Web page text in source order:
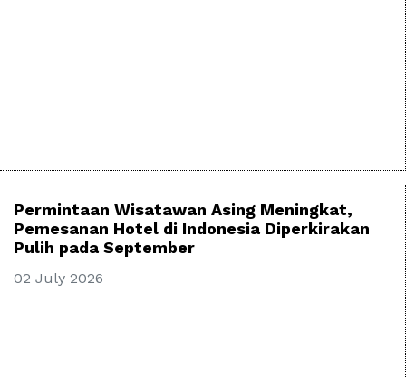
Permintaan Wisatawan Asing Meningkat,
Pemesanan Hotel di Indonesia Diperkirakan
Pulih pada September
02 July 2026